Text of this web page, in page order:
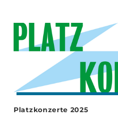
Platzkonzerte 2025